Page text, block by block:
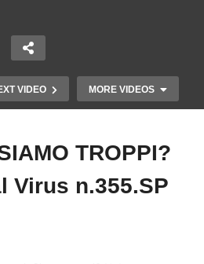
VIDEO MORE VIDEOS
Embed Code
TROPPI?
Virus n.355.SP